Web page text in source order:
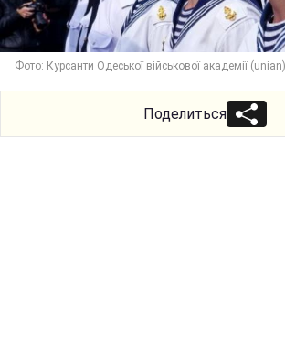
Фото: Курсанти Одеської військової академії (unian)
Поделиться